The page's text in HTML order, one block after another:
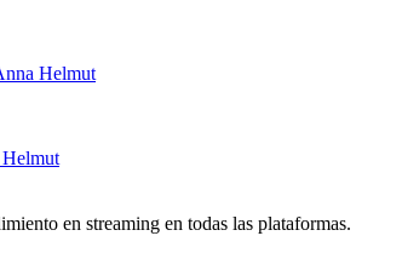
Helmut
en streaming en todas las plataformas.